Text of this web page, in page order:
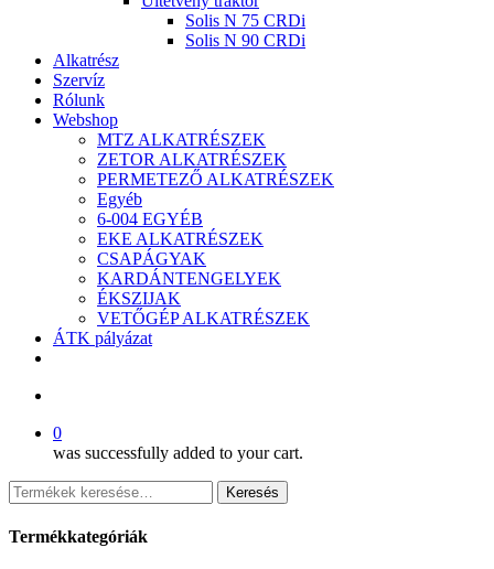
Solis N 75 CRDi
Solis N 90 CRDi
Alkatrész
Szervíz
Rólunk
Webshop
MTZ ALKATRÉSZEK
ZETOR ALKATRÉSZEK
PERMETEZŐ ALKATRÉSZEK
Egyéb
6-004 EGYÉB
EKE ALKATRÉSZEK
CSAPÁGYAK
KARDÁNTENGELYEK
ÉKSZIJAK
VETŐGÉP ALKATRÉSZEK
ÁTK pályázat
0
was successfully added to your cart.
Keresés
a
következőre:
Keresés
Termékkategóriák